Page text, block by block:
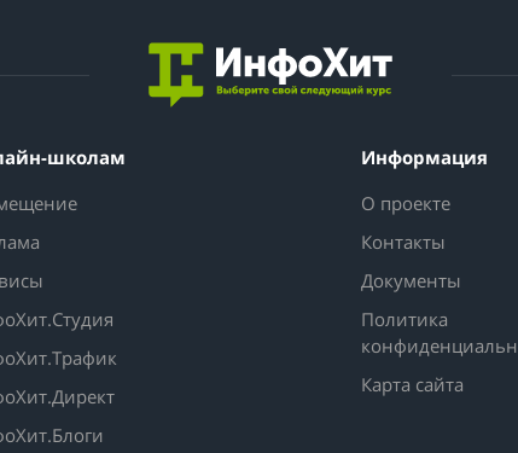
школам
Информация
О проекте
Контакты
Документы
Политика
Карта сайта